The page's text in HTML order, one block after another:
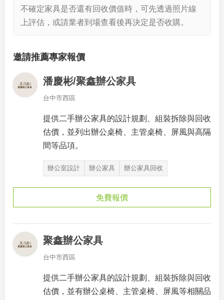
不確定家具是否還有回收價值時，可先透過照片線
上評估，或請業者到場查看後再決定是否收購。
邀請推薦專家報價
潘慶彬/聚鑫辦公家具
台中市西區
提供二手辦公家具的設計規劃、組裝拆除與回收
估價，並列出辦公桌椅、主管桌椅、屏風與高隔
間等品項。
辦公室設計 辦公家具 辦公家具回收
免費報價
聚鑫辦公家具
台中市西區
提供二手辦公家具的設計規劃、組裝拆除與回收
估價，並有辦公桌椅、主管桌椅、屏風等相關品